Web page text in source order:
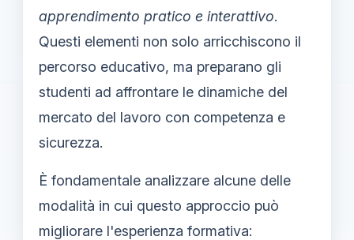
apprendimento pratico e interattivo.
Questi elementi non solo arricchiscono il
percorso educativo, ma preparano gli
studenti ad affrontare le dinamiche del
mercato del lavoro con competenza e
sicurezza.
È fondamentale analizzare alcune delle
modalità in cui questo approccio può
migliorare l'esperienza formativa: